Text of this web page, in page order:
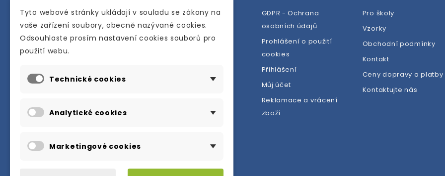
Internetové a kamenné knihkupectví se
anglického jazyka.
Karly Machové 48 Beroun 266 01
info@englishbooks.cz
GDPR - Ochrana
osobních údajů
Prohlášení o použití
cookies
Přihlášení
Můj účet
Reklamace a vrácení
zboží
Pro školy
Vzorky
Obchodní podmínky
Kontakt
Ceny dopravy a platby
Kontaktujte nás
Tyto webové stránky ukládají v souladu se zákony na
vaše zařízení soubory, obecně nazývané cookies.
Odsouhlaste prosím nastavení cookies souborů pro
použití webu.
Technické cookies
Analytické cookies
Marketingové cookies